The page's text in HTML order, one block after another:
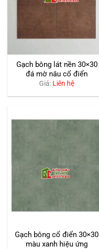
Gạch bông lát nền 30×30
đá mờ nâu cổ điển
Giá: Liên hệ
Gạch bông cổ điển 30×30
màu xanh hiệu ứng